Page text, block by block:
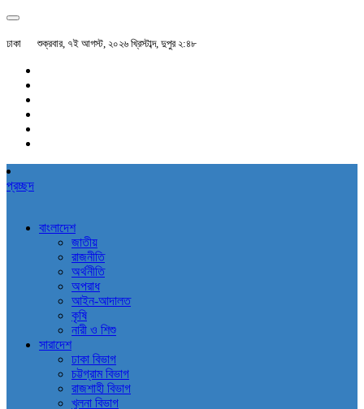
ঢাকা শুক্রবার, ৭ই আগস্ট, ২০২৬ খ্রিস্টাব্দ, দুপুর ২:৪৮
প্রচ্ছদ
বাংলাদেশ
জাতীয়
রাজনীতি
অর্থনীতি
অপরাধ
আইন-আদালত
কৃষি
নারী ও শিশু
সারাদেশ
ঢাকা বিভাগ
চট্টগ্রাম বিভাগ
রাজশাহী বিভাগ
খুলনা বিভাগ